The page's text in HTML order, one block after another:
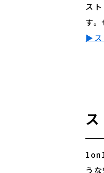
ス
▶︎ス
う